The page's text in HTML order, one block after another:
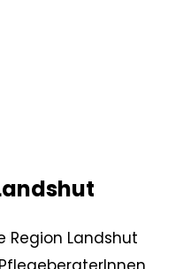
Region Landshut